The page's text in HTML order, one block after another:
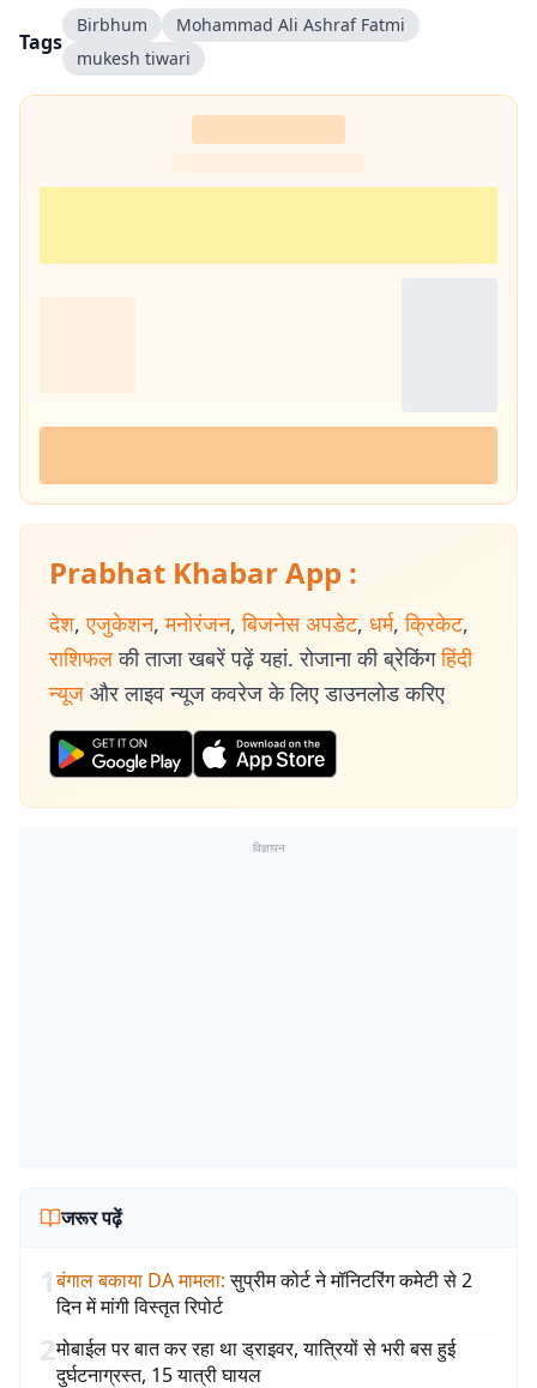
Tags
Birbhum
Mohammad Ali Ashraf Fatmi
mukesh tiwari
Prabhat Khabar App :
देश, एजुकेशन, मनोरंजन, बिजनेस अपडेट, धर्म, क्रिकेट,
राशिफल की ताजा खबरें पढ़ें यहां. रोजाना की ब्रेकिंग हिंदी
न्यूज और लाइव न्यूज कवरेज के लिए डाउनलोड करिए
विज्ञापन
जरूर पढ़ें
1बंगाल बकाया DA मामला: सुप्रीम कोर्ट ने मॉनिटरिंग कमेटी से 2
दिन में मांगी विस्तृत रिपोर्ट
2मोबाईल पर बात कर रहा था ड्राइवर, यात्रियों से भरी बस हुई
दुर्घटनाग्रस्त, 15 यात्री घायल